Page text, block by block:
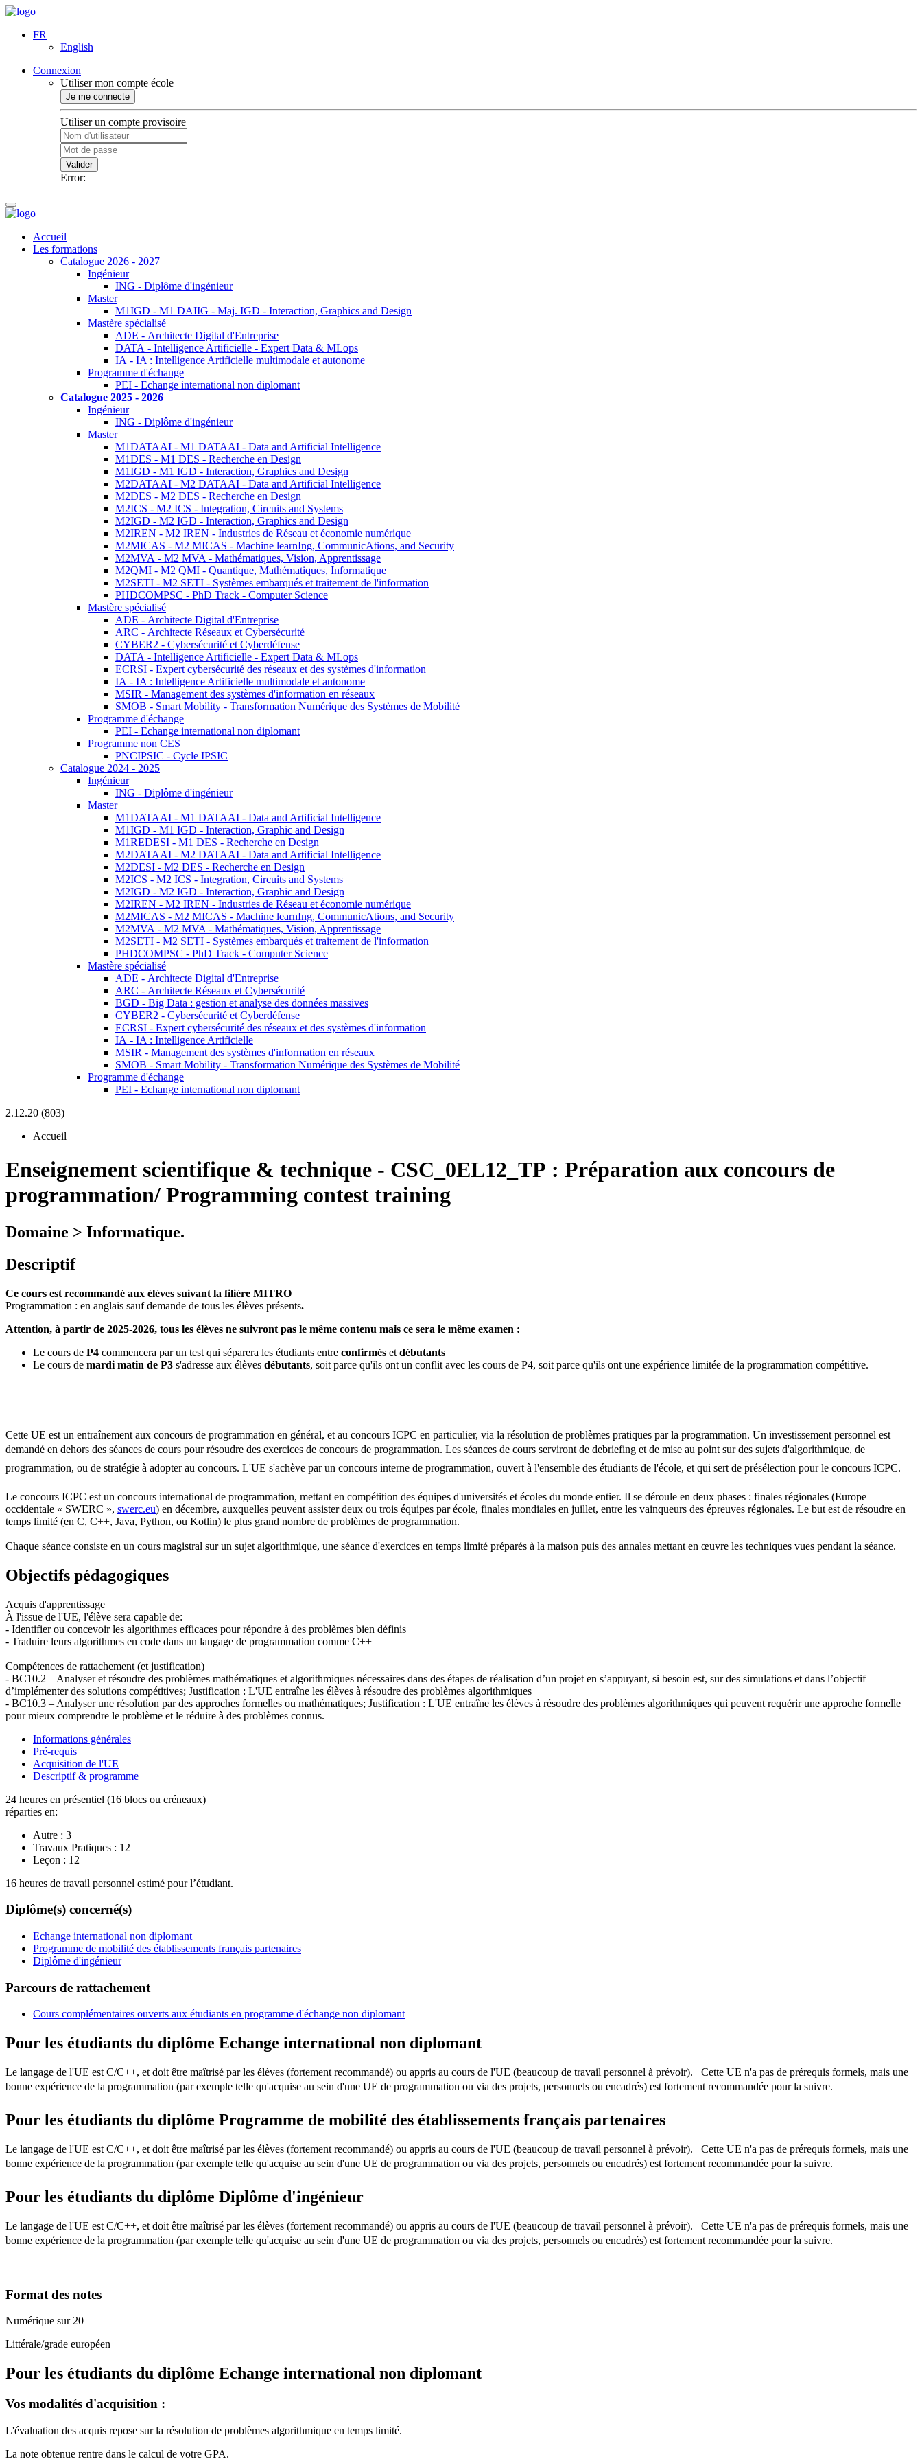
FR
English
Connexion
Utiliser mon compte école
Je me connecte
Utiliser un compte provisoire
Valider
Error:
Accueil
Les formations
Catalogue 2026 - 2027
Ingénieur
ING - Diplôme d'ingénieur
Master
M1IGD - M1 DAIIG - Maj. IGD - Interaction, Graphics and Design
Mastère spécialisé
ADE - Architecte Digital d'Entreprise
DATA - Intelligence Artificielle - Expert Data & MLops
IA - IA : Intelligence Artificielle multimodale et autonome
Programme d'échange
PEI - Echange international non diplomant
Catalogue 2025 - 2026
Ingénieur
ING - Diplôme d'ingénieur
Master
M1DATAAI - M1 DATAAI - Data and Artificial Intelligence
M1DES - M1 DES - Recherche en Design
M1IGD - M1 IGD - Interaction, Graphics and Design
M2DATAAI - M2 DATAAI - Data and Artificial Intelligence
M2DES - M2 DES - Recherche en Design
M2ICS - M2 ICS - Integration, Circuits and Systems
M2IGD - M2 IGD - Interaction, Graphics and Design
M2IREN - M2 IREN - Industries de Réseau et économie numérique
M2MICAS - M2 MICAS - Machine learnIng, CommunicAtions, and Security
M2MVA - M2 MVA - Mathématiques, Vision, Apprentissage
M2QMI - M2 QMI - Quantique, Mathématiques, Informatique
M2SETI - M2 SETI - Systèmes embarqués et traitement de l'information
PHDCOMPSC - PhD Track - Computer Science
Mastère spécialisé
ADE - Architecte Digital d'Entreprise
ARC - Architecte Réseaux et Cybersécurité
CYBER2 - Cybersécurité et Cyberdéfense
DATA - Intelligence Artificielle - Expert Data & MLops
ECRSI - Expert cybersécurité des réseaux et des systèmes d'information
IA - IA : Intelligence Artificielle multimodale et autonome
MSIR - Management des systèmes d'information en réseaux
SMOB - Smart Mobility - Transformation Numérique des Systèmes de Mobilité
Programme d'échange
PEI - Echange international non diplomant
Programme non CES
PNCIPSIC - Cycle IPSIC
Catalogue 2024 - 2025
Ingénieur
ING - Diplôme d'ingénieur
Master
M1DATAAI - M1 DATAAI - Data and Artificial Intelligence
M1IGD - M1 IGD - Interaction, Graphic and Design
M1REDESI - M1 DES - Recherche en Design
M2DATAAI - M2 DATAAI - Data and Artificial Intelligence
M2DESI - M2 DES - Recherche en Design
M2ICS - M2 ICS - Integration, Circuits and Systems
M2IGD - M2 IGD - Interaction, Graphic and Design
M2IREN - M2 IREN - Industries de Réseau et économie numérique
M2MICAS - M2 MICAS - Machine learnIng, CommunicAtions, and Security
M2MVA - M2 MVA - Mathématiques, Vision, Apprentissage
M2SETI - M2 SETI - Systèmes embarqués et traitement de l'information
PHDCOMPSC - PhD Track - Computer Science
Mastère spécialisé
ADE - Architecte Digital d'Entreprise
ARC - Architecte Réseaux et Cybersécurité
BGD - Big Data : gestion et analyse des données massives
CYBER2 - Cybersécurité et Cyberdéfense
ECRSI - Expert cybersécurité des réseaux et des systèmes d'information
IA - IA : Intelligence Artificielle
MSIR - Management des systèmes d'information en réseaux
SMOB - Smart Mobility - Transformation Numérique des Systèmes de Mobilité
Programme d'échange
PEI - Echange international non diplomant
2.12.20 (803)
Accueil
Enseignement scientifique & technique - CSC_0EL12_TP : Préparation aux concours de
programmation/ Programming contest training
Domaine > Informatique.
Descriptif
Ce cours est recommandé aux élèves suivant la filière MITRO
Programmation : en anglais sauf demande de tous les élèves présents.
Attention, à partir de 2025-2026, tous les élèves ne suivront pas le même contenu mais ce sera le même examen :
Le cours de P4 commencera par un test qui séparera les étudiants entre confirmés et débutants
Le cours de mardi matin de P3 s'adresse aux élèves débutants, soit parce qu'ils ont un conflit avec les cours de P4, soit parce qu'ils ont une expérience limitée de la programmation compétitive.
Cette UE est un entraînement aux concours de programmation en général, et au concours ICPC en particulier, via la résolution de problèmes pratiques par la programmation. Un investissement personnel est
demandé en dehors des séances de cours pour résoudre des exercices de concours de programmation. Les séances de cours serviront de debriefing et de mise au point sur des sujets d'algorithmique, de
programmation, ou de stratégie à adopter au concours. L'UE s'achève par un concours interne de programmation, ouvert à l'ensemble des étudiants de l'école, et qui sert de présélection pour le concours ICPC.
Le concours ICPC est un concours international de programmation, mettant en compétition des équipes d'universités et écoles du monde entier. Il se déroule en deux phases : finales régionales (Europe
occidentale « SWERC », swerc.eu) en décembre, auxquelles peuvent assister deux ou trois équipes par école, finales mondiales en juillet, entre les vainqueurs des épreuves régionales. Le but est de résoudre en
temps limité (en C, C++, Java, Python, ou Kotlin) le plus grand nombre de problèmes de programmation.
Chaque séance consiste en un cours magistral sur un sujet algorithmique, une séance d'exercices en temps limité préparés à la maison puis des annales mettant en œuvre les techniques vues pendant la séance.
Objectifs pédagogiques
Acquis d'apprentissage
À l'issue de l'UE, l'élève sera capable de:
- Identifier ou concevoir les algorithmes efficaces pour répondre à des problèmes bien définis
- Traduire leurs algorithmes en code dans un langage de programmation comme C++
Compétences de rattachement (et justification)
- BC10.2 – Analyser et résoudre des problèmes mathématiques et algorithmiques nécessaires dans des étapes de réalisation d’un projet en s’appuyant, si besoin est, sur des simulations et dans l’objectif
d’implémenter des solutions compétitives; Justification : L'UE entraîne les élèves à résoudre des problèmes algorithmiques
- BC10.3 – Analyser une résolution par des approches formelles ou mathématiques; Justification : L'UE entraîne les élèves à résoudre des problèmes algorithmiques qui peuvent requérir une approche formelle
pour mieux comprendre le problème et le réduire à des problèmes connus.
Informations générales
Pré-requis
Acquisition de l'UE
Descriptif & programme
24 heures en présentiel (16 blocs ou créneaux)
réparties en:
Autre : 3
Travaux Pratiques : 12
Leçon : 12
16 heures de travail personnel estimé pour l’étudiant.
Diplôme(s) concerné(s)
Echange international non diplomant
Programme de mobilité des établissements français partenaires
Diplôme d'ingénieur
Parcours de rattachement
Cours complémentaires ouverts aux étudiants en programme d'échange non diplomant
Pour les étudiants du diplôme Echange international non diplomant
Le langage de l'UE est C/C++, et doit être maîtrisé par les élèves (fortement recommandé) ou appris au cours de l'UE (beaucoup de travail personnel à prévoir). Cette UE n'a pas de prérequis formels, mais une
bonne expérience de la programmation (par exemple telle qu'acquise au sein d'une UE de programmation ou via des projets, personnels ou encadrés) est fortement recommandée pour la suivre.
Pour les étudiants du diplôme Programme de mobilité des établissements français partenaires
Le langage de l'UE est C/C++, et doit être maîtrisé par les élèves (fortement recommandé) ou appris au cours de l'UE (beaucoup de travail personnel à prévoir). Cette UE n'a pas de prérequis formels, mais une
bonne expérience de la programmation (par exemple telle qu'acquise au sein d'une UE de programmation ou via des projets, personnels ou encadrés) est fortement recommandée pour la suivre.
Pour les étudiants du diplôme Diplôme d'ingénieur
Le langage de l'UE est C/C++, et doit être maîtrisé par les élèves (fortement recommandé) ou appris au cours de l'UE (beaucoup de travail personnel à prévoir). Cette UE n'a pas de prérequis formels, mais une
bonne expérience de la programmation (par exemple telle qu'acquise au sein d'une UE de programmation ou via des projets, personnels ou encadrés) est fortement recommandée pour la suivre.
Format des notes
Numérique sur 20
Littérale/grade européen
Pour les étudiants du diplôme Echange international non diplomant
Vos modalités d'acquisition :
L'évaluation des acquis repose sur la résolution de problèmes algorithmique en temps limité.
La note obtenue rentre dans le calcul de votre GPA.